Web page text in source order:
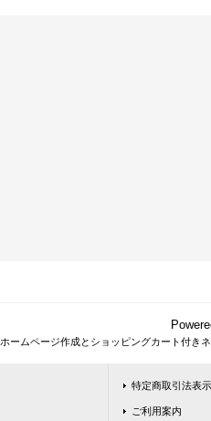
ホームページ作成とショッピングカート付き
特定商取引法表示
ご利用案内